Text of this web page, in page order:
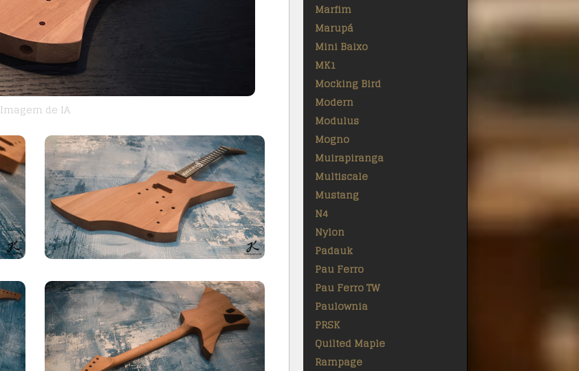
Imagem de IA
Marfim
Marupá
Mini Baixo
MK1
Mocking Bird
Modern
Modulus
Mogno
Muirapiranga
Multiscale
Mustang
N4
Nylon
Padauk
Pau Ferro
Pau Ferro TW
Paulownia
PRSK
Quilted Maple
Rampage